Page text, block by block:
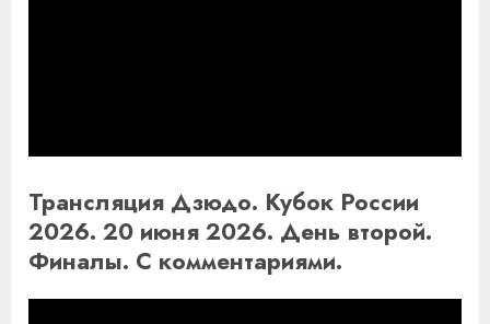
Трансляция Дзюдо. Кубок России
2026. 20 июня 2026. День второй.
Финалы. С комментариями.